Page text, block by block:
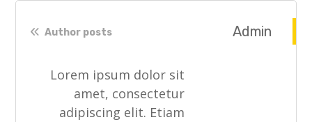
Admin
Author posts
Lorem ipsum dolor sit
amet, consectetur
adipiscing elit. Etiam